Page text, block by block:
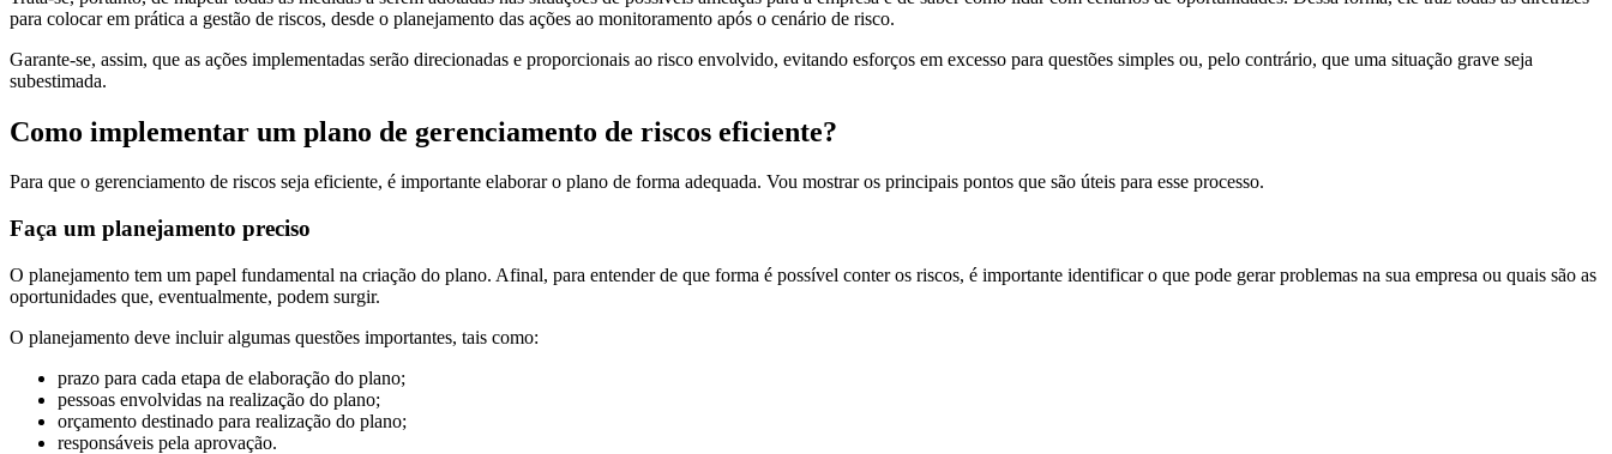
para colocar em prática a gestão de riscos, desde o planejamento das ações ao monitoramento após o cenário de risco.
Garante-se, assim, que as ações implementadas serão direcionadas e proporcionais ao risco envolvido, evitando esforços em excesso para questões simples ou, pelo contrário, que uma situação grave seja
subestimada.
Como implementar um plano de gerenciamento de riscos eficiente?
Para que o gerenciamento de riscos seja eficiente, é importante elaborar o plano de forma adequada. Vou mostrar os principais pontos que são úteis para esse processo.
Faça um planejamento preciso
O planejamento tem um papel fundamental na criação do plano. Afinal, para entender de que forma é possível conter os riscos, é importante identificar o que pode gerar problemas na sua empresa ou quais são as
oportunidades que, eventualmente, podem surgir.
O planejamento deve incluir algumas questões importantes, tais como:
prazo para cada etapa de elaboração do plano;
pessoas envolvidas na realização do plano;
orçamento destinado para realização do plano;
responsáveis pela aprovação.